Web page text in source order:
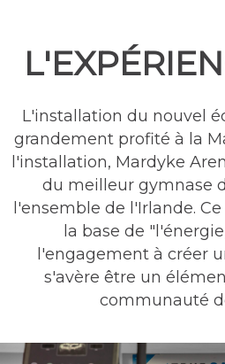
L'installation du nouvel
grandement profité à la
l'installation, Mardyke
du meilleur gymnase
l'ensemble de l'Irlande.
la base de
l'engagement à créer
s'avère être un
communauté